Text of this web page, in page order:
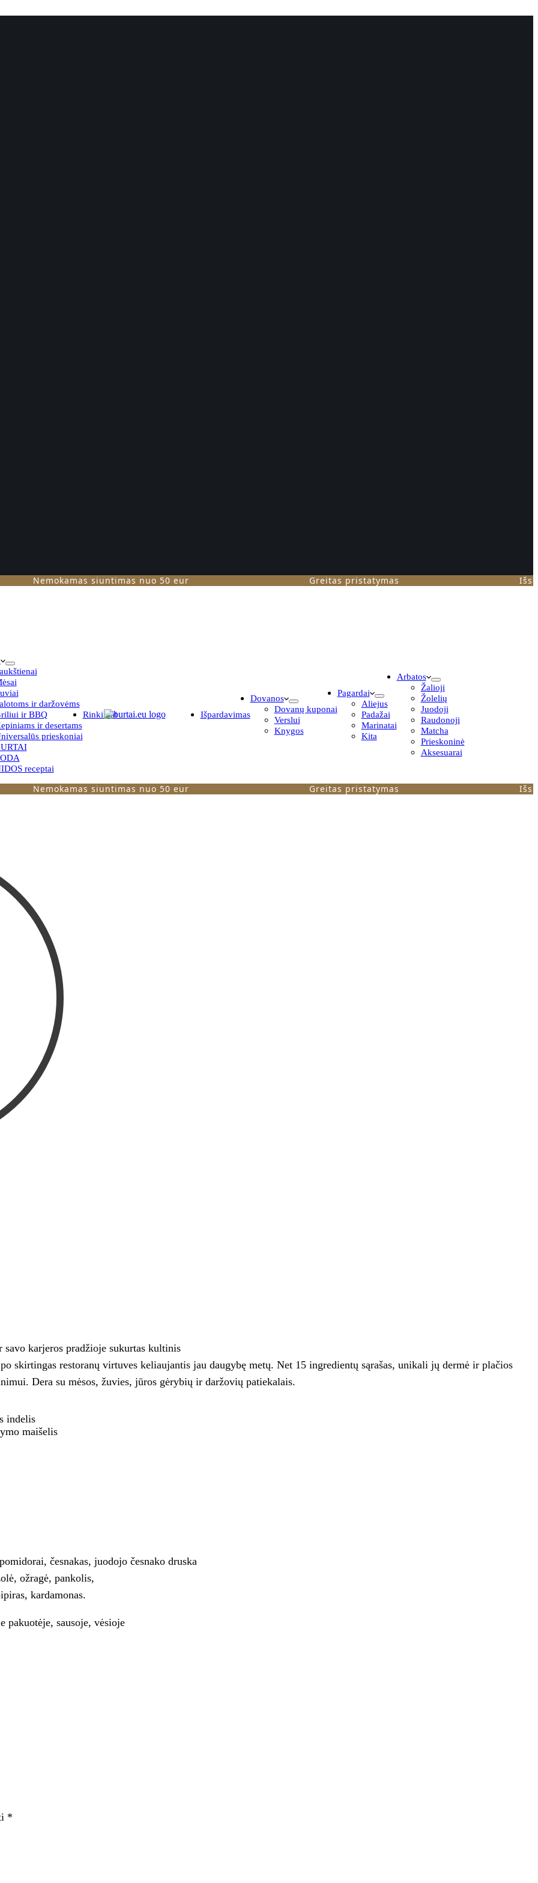
Nemokamas siuntimas nuo 50 eur Greitas pristatymas
ir daržovėms
ir BBQ
ir desertams
prieskoniai
receptai
Rinkiniai Išpardavimas
Dovanos
Dovanų kuponai
Verslui
Knygos
Pagardai
Aliejus
Padažai
Marinatai
Kita
Arbatos
Žalioji
Žolelių
Juodoji
Raudonoji
Matcha
Prieskoninė
Aksesuarai
Nemokamas siuntimas nuo 50 eur Greitas pristatymas
karjeros pradžioje sukurtas kultinis
skirtingas restoranų virtuves keliaujantis jau daugybę metų. Net 15 ingredientų sąrašas, unikali jų dermė ir plačios
Dera su mėsos, žuvies, jūros gėrybių ir daržovių patiekalais.
indelis
maišelis
česnakas, juodojo česnako druska
ožragė, pankolis,
kardamonas.
sausoje, vėsioje
*